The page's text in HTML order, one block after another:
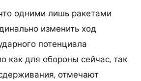
одними лишь ракетами
изменить ход
потенциала
как для обороны сейчас, так
отмечают